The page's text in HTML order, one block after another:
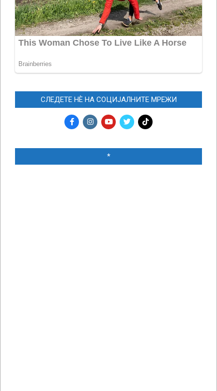
СЛЕДЕТЕ НЀ НА СОЦИЈАЛНИТЕ МРЕЖИ
*